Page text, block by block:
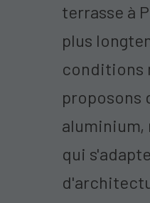
terrasse à
plus
conditions
proposons
qui